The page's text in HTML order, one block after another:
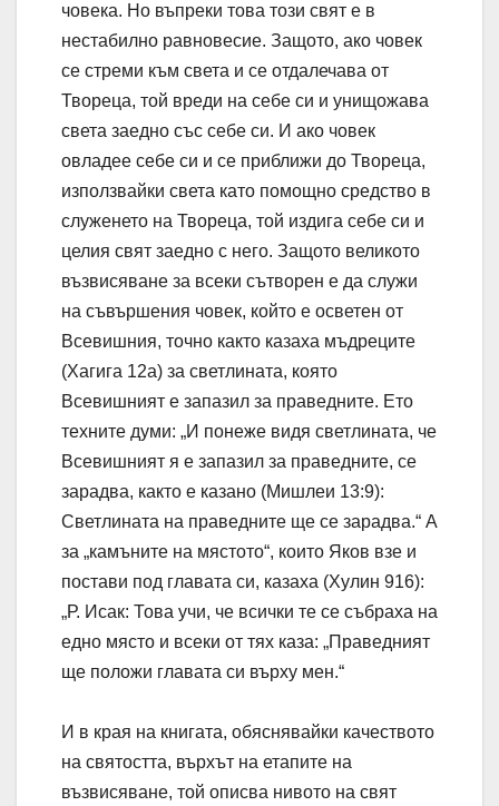
човека. Но въпреки това този свят е в
нестабилно равновесие. Защото, ако човек
се стреми към света и се отдалечава от
Твореца, той вреди на себе си и унищожава
света заедно със себе си. И ако човек
овладее себе си и се приближи до Твореца,
използвайки света като помощно средство в
служенето на Твореца, той издига себе си и
целия свят заедно с него. Защото великото
възвисяване за всеки сътворен е да служи
на съвършения човек, който е осветен от
Всевишния, точно както казаха мъдреците
(Хагига 12a) за светлината, която
Всевишният е запазил за праведните. Ето
техните думи: „И понеже видя светлината, че
Всевишният я е запазил за праведните, се
зарадва, както е казано (Мишлеи 13:9):
Светлината на праведните ще се зарадва.“ А
за „камъните на мястото“, които Яков взе и
постави под главата си, казаха (Хулин 916):
„Р. Исак: Това учи, че всички те се събраха на
едно място и всеки от тях каза: „Праведният
ще положи главата си върху мен.“
И в края на книгата, обяснявайки качеството
на святостта, върхът на етапите на
възвисяване, той описва нивото на свят